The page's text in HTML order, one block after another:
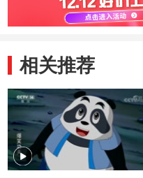
相关推荐